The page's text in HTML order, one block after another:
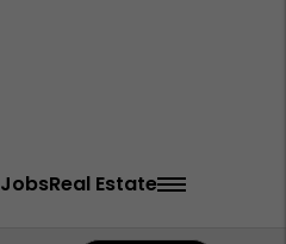
JobsReal Estate